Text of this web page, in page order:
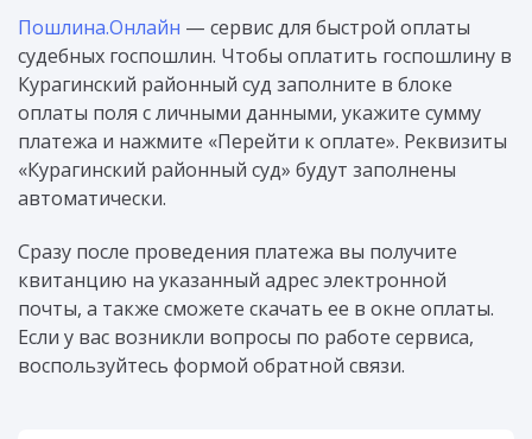
Пошлина.Онлайн — сервис для быстрой оплаты
судебных госпошлин. Чтобы оплатить госпошлину в
Курагинский районный суд заполните в блоке
оплаты поля с личными данными, укажите сумму
платежа и нажмите «Перейти к оплате». Реквизиты
«Курагинский районный суд» будут заполнены
автоматически.
Сразу после проведения платежа вы получите
квитанцию на указанный адрес электронной
почты, а также сможете скачать ее в окне оплаты.
Если у вас возникли вопросы по работе сервиса,
воспользуйтесь формой обратной связи.